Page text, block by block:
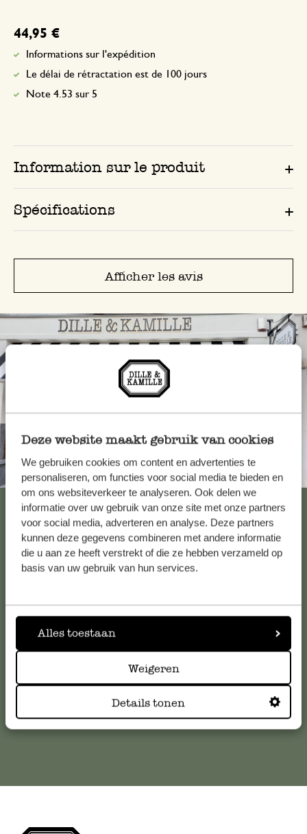
Deze website maakt gebruik van cookies
We gebruiken cookies om content en advertenties te
personaliseren, om functies voor social media te bieden en
om ons websiteverkeer te analyseren. Ook delen we
informatie over uw gebruik van onze site met onze partners
voor social media, adverteren en analyse. Deze partners
kunnen deze gegevens combineren met andere informatie
die u aan ze heeft verstrekt of die ze hebben verzameld op
basis van uw gebruik van hun services.
Alles toestaan
Weigeren
Details tonen
44,95 €
Informations sur l'expédition
Le délai de rétractation est de 100 jours
Note 4.53 sur 5
Information sur le produit
Spécifications
Afficher les avis
Toujours à proximité
Voir les 62 magasins
Service clientèle
veuillez contacter notre service clientèle. Ou retrouvez ici
nos réponses auxquestions les plus fréquemment posées
serviceclientele@dille-kamille.com